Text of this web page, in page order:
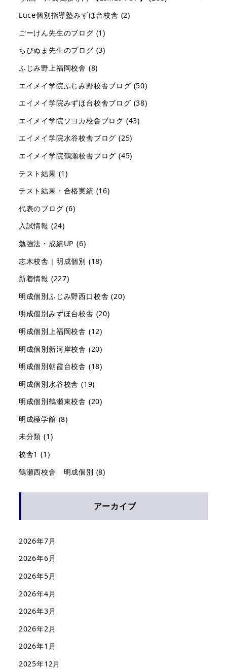
Luce個別指導塾みずほ台校舎 (2)
ごーけん先生のブログ (1)
ちびぬま先生のブログ (3)
ふじみ野上福岡校舎 (8)
エイメイ学院ふじみ野校舎ブログ (50)
エイメイ学院みずほ台校舎ブログ (38)
エイメイ学院ソヨカ校舎ブログ (43)
エイメイ学院水谷校舎ブログ (25)
エイメイ学院鶴瀬校舎ブログ (45)
テスト結果 (1)
テスト結果・合格実績 (16)
代表のブログ (6)
入試情報 (24)
勉強法・成績UP (6)
志木校舎｜明成個別 (18)
新着情報 (227)
明成個別ふじみ野西口校舎 (20)
明成個別みずほ台校舎 (20)
明成個別上福岡校舎 (12)
明成個別新河岸校舎 (20)
明成個別朝霞台校舎 (18)
明成個別水谷校舎 (19)
明成個別鶴瀬東校舎 (20)
明成極学館 (8)
未分類 (1)
校舎1 (1)
鶴瀬西校舎 明成個別 (8)
アーカイブ
2026年7月
2026年6月
2026年5月
2026年4月
2026年3月
2026年2月
2026年1月
2025年12月